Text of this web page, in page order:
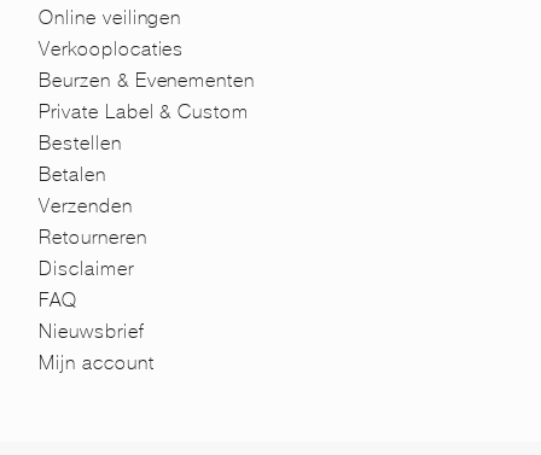
Online veilingen
Verkooplocaties
Beurzen & Evenementen
Private Label & Custom
Bestellen
Betalen
Verzenden
Retourneren
Disclaimer
FAQ
Nieuwsbrief
Mijn account